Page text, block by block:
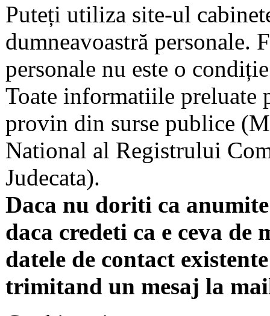
Puteți utiliza site-ul
dumneavoastră personale.
personale nu este o
Toate informatiile preluate
provin din surse publice
National al Registrului
Judecata).
Daca nu doriti ca
daca credeti ca e ceva
datele de contact
trimitand un mesaj la